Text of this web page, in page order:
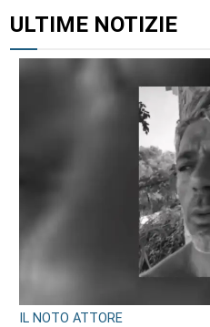
ULTIME NOTIZIE
IL NOTO ATTORE